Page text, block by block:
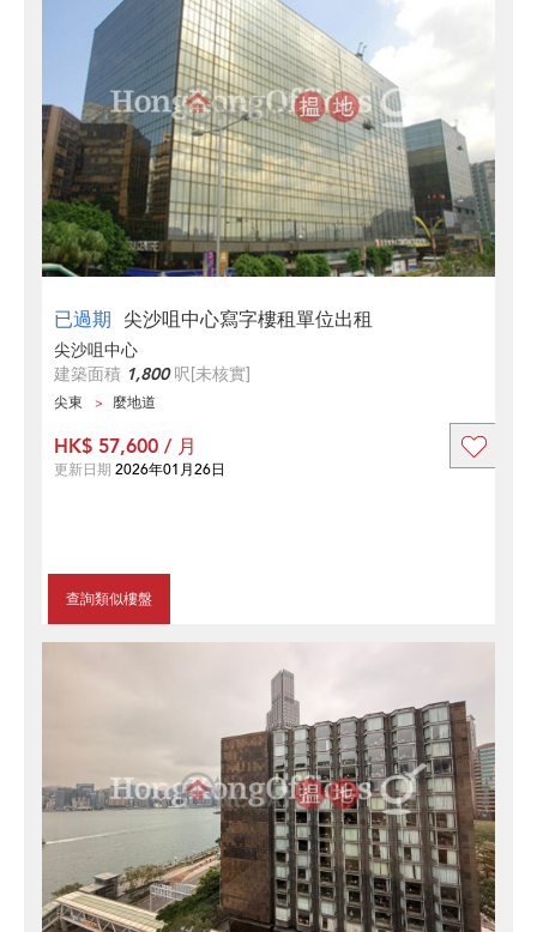
已過期 尖沙咀中心寫字樓租單位出租
尖沙咀中心
建築面積 1,800呎[未核實]
尖東 麼地道
查詢類似樓盤
HK$ 57,600 / 月
更新日期 2026年01月26日